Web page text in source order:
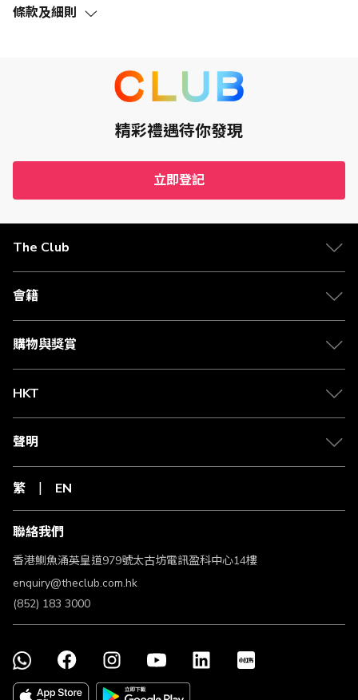
條款及細則
The Club的會員（「The Club會員」）透過指定的
CHARLESKEITH.COM私人有限公司（「商戶」）網頁連結成
功訂購訂單 (不包括無效、取消、退回及/或更換之貨品) ，淨
賺取1 Club積分（「優惠」）。
必須已登記及成功啟動Club HKT Limited（「The Club」）
之The Club會員方有資格獲得此優惠。
如欲賺取Club積分，The Club會員必須於購物時登入The
The Club會員於購物時必須確保閣下的瀏覽器設置為關閉廣
或為現金等價物。
匯率而不同)。
The Club會員應保留購物收據直至相關的Club積分成功存入
The Club會員帳戶內。有關賺取Club積分資格的查詢，會員
必須提供有關購物收據以作核實賺取Club積分資格之用。會
Club要求核實賺取Club積分資格。如會員未能在追溯期內提
出，則補回Club積分的權利將被沒收，並且將不會獲得任何
The Club會員或因不同原因而未能符合享有此優惠的資格，
惠的常見原因：
a. The Club會員向商戶退還貨品或取消服務。
b. The Club會員最後點擊的網頁非來自The Club網頁的商戶
連結。
c. The Club會員由The Club網站前往各合作商戶後，使用該
合作網站的手機應用程式完成交易。
d. The Club會員使用由商戶推出的優惠促銷如「推薦朋友」
或類似之推廣優惠。
e. The Club會員未有處理早前置於購物籃內之貨品，同時在
交易時未有更新網頁。
某些彈出式廣告/廣告過濾軟件影響交易追溯。
g. The Club會員未能成功付款或符合商戶之信用檢查。
h. The Club會員之交易未能符合商戶之條款及細則。
精彩禮遇待你發現
立即登記
The Club
會籍
購物與獎賞
HKT
聲明
繁 EN
聯絡我們
香港鰂魚涌英皇道979號太古坊電訊盈科中心14樓
enquiry@theclub.com.hk
(852) 183 3000